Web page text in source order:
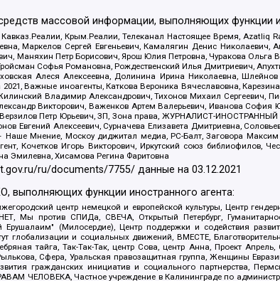
массовой информации, выполняющих функции
Крым.Реалии, Телеканал Настоящее Время, Azatliq
Маркелов Сергей Евгеньевич, Камалягин Денис
Маняхин Петр Борисович, Ярош Юлия Петровна, Чуракова
Софья Романовна, Рождественский Илья Дмитриевич,
Алеся Алексеевна, Долинина Ирина Николаевна,
2021, Важные иноагенты, Каткова Вероника Вячеславовна,
Владимир Александрович, Тихонов Михаил Сергеевич,
Викторович, Важенков Артем Валерьевич, Иванова
Петр Юрьевич, ЗП, Зона права, ЖУРНАЛИСТ-
Евгений Алексеевич, Сурначева Елизавета Дмитриевна,
Наше Мнение, Москоу диджитал медиа, РС-Балт, Заговора
Кочетков Игорь Викторович, Иркутский союз библиофилов,
Эмилевна, Хисамова Регина Фаритовна
ru/documents/7755/ данные на03.12.2021
выполняющих функции иностранного агента:
центр немецкой и европейской культуры, Центр
Мы против СПИДа, СВЕЧА, Открытый Петербург,
Ерушалаим" (Милосердие), Центр поддержки и содействия
глобализации и социальных движений, ВМЕСТЕ,
тайга, Так-Так-Так, центр Сова, центр Анна, Проект
Сфера, Уральская правозащитная группа, Женщины
гражданских инициатив и социального партнерства,
ЧЕЛОВЕКА, Частное учреждение в Калининграде по